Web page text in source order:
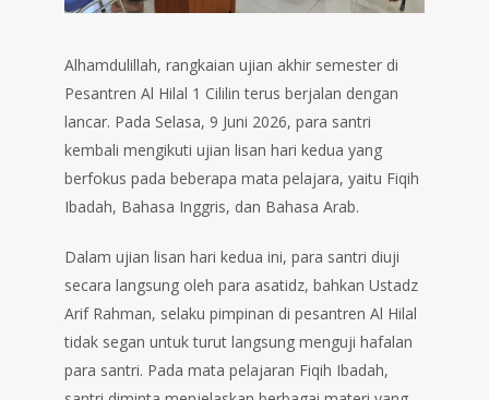
Alhamdulillah, rangkaian ujian akhir semester di
Pesantren Al Hilal 1 Cililin terus berjalan dengan
lancar. Pada Selasa, 9 Juni 2026, para santri
kembali mengikuti ujian lisan hari kedua yang
berfokus pada beberapa mata pelajara, yaitu Fiqih
Ibadah, Bahasa Inggris, dan Bahasa Arab.
Dalam ujian lisan hari kedua ini, para santri diuji
secara langsung oleh para asatidz, bahkan Ustadz
Arif Rahman, selaku pimpinan di pesantren Al Hilal
tidak segan untuk turut langsung menguji hafalan
para santri. Pada mata pelajaran Fiqih Ibadah,